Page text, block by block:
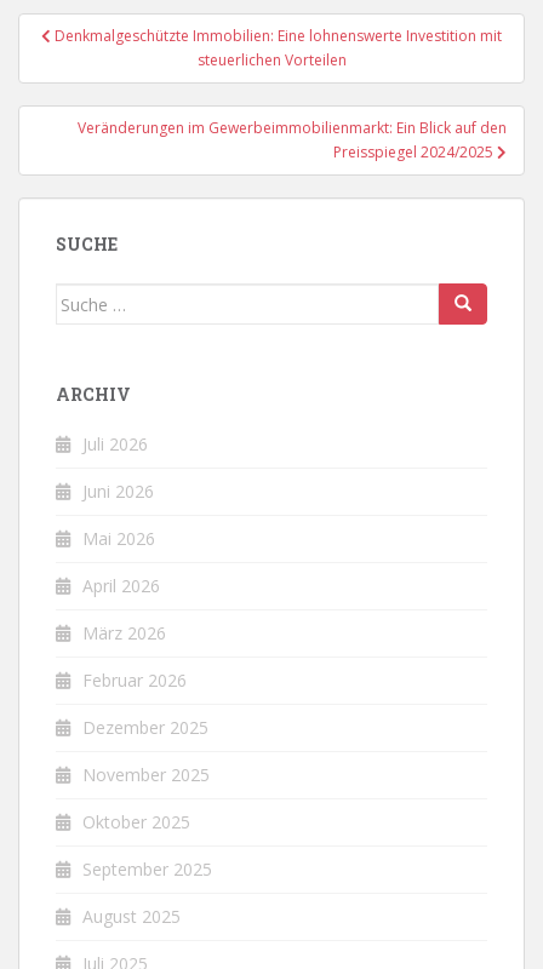
Beitragsnavigation
Denkmalgeschützte Immobilien: Eine lohnenswerte Investition mit
steuerlichen Vorteilen
Veränderungen im Gewerbeimmobilienmarkt: Ein Blick auf den
Preisspiegel 2024/2025
SUCHE
Suche
ARCHIV
Juli 2026
Juni 2026
Mai 2026
April 2026
März 2026
Februar 2026
Dezember 2025
November 2025
Oktober 2025
September 2025
August 2025
Juli 2025